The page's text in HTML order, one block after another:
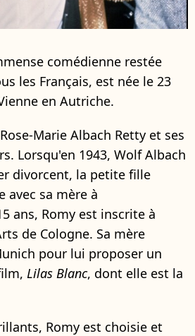
comédienne restée
les Français, est née le 23
en Autriche.
Marie Albach Retty et ses
Lorsqu'en 1943, Wolf Albach
divorcent, la petite fille
avec sa mère à
ans, Romy est inscrite à
de Cologne. Sa mère
pour lui proposer un
Lilas Blanc, dont elle est la
Romy est choisie et